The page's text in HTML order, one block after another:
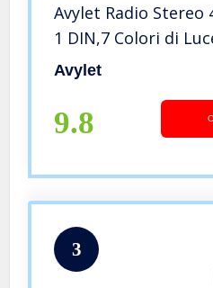
Avylet Radio Stereo
1 DIN,7 Colori di
Supporta Chiamate
Disk/Telecomando,
Avylet
9.8
3